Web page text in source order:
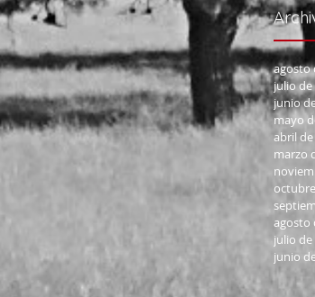
agosto
julio de
junio
mayo
abril de
marzo
agosto
julio de
junio